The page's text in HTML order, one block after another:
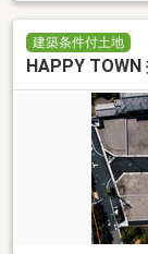
建築条件付土地
HAPPY TOWN